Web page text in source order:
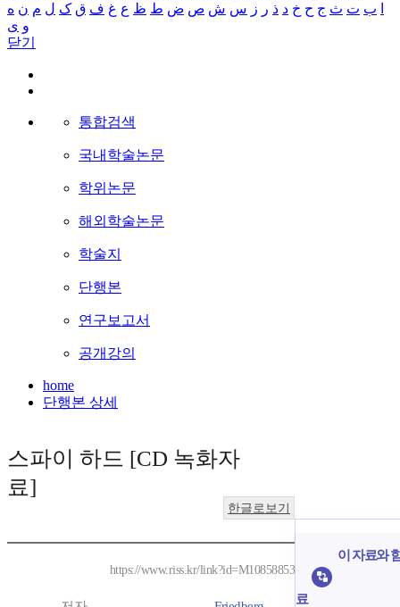
ب ت ث ج ح خ د ذ ر ز س ش ص ض ط ظ ع غ ف ق ک ل م ن ه
و ی
닫기
통합검색
국내학술논문
학위논문
해외학술논문
학술지
단행본
연구보고서
공개강의
home
단행본 상세
스파이 하드 [CD 녹화자
료]
한글로보기
https://www.riss.kr/link?id=M10858853
이 자료와
료